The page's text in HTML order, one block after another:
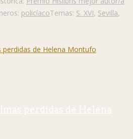
policíacoTemas: S. XVI, Sevilla,
perdidas de Helena